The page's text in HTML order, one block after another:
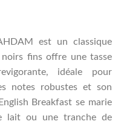
est un classique
fins offre une tasse
idéale pour
notes robustes et son
Breakfast se marie
lait ou une tranche de